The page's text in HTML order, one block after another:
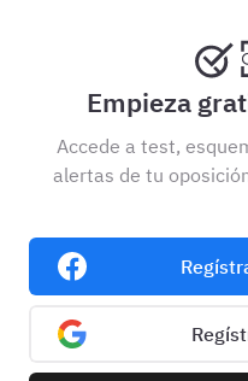
Empieza
Accede a test,
alertas de tu